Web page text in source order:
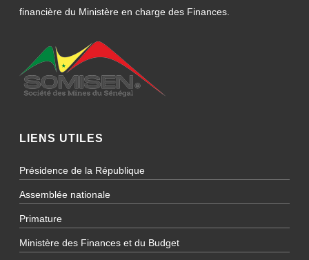
financière du Ministère en charge des Finances.
LIENS UTILES
Présidence de la République
Assemblée nationale
Primature
Ministère des Finances et du Budget